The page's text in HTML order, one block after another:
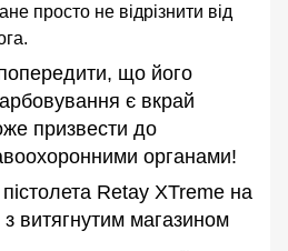
просто не відрізнити від
що його
є вкрай
призвести до
органами!